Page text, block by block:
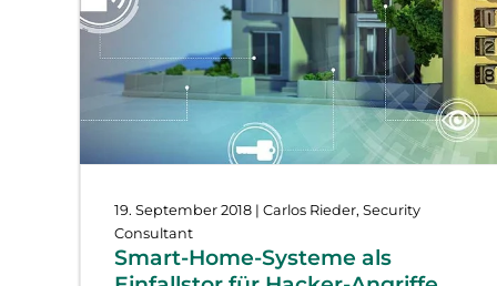
19. September 2018 | Carlos Rieder, Security
Consultant
Smart-Home-Systeme als